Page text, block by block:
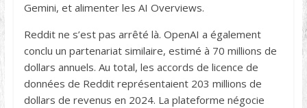
Gemini, et alimenter les AI Overviews.
Reddit ne s’est pas arrêté là. OpenAI a également
conclu un partenariat similaire, estimé à 70 millions de
dollars annuels. Au total, les accords de licence de
données de Reddit représentaient 203 millions de
dollars de revenus en 2024. La plateforme négocie